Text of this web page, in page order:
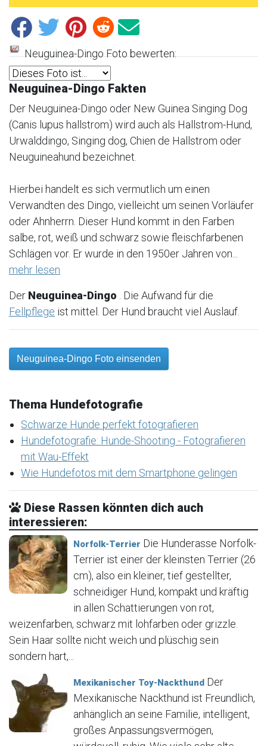
Neuguinea-Dingo Foto bewerten:
Neuguinea-Dingo Fakten
Der Neuguinea-Dingo oder New Guinea Singing Dog
(Canis lupus hallstrom) wird auch als Hallstrom-Hund,
Urwalddingo, Singing dog, Chien de Hallstrom oder
Neuguineahund bezeichnet.
Hierbei handelt es sich vermutlich um einen
Verwandten des Dingo, vielleicht um seinen Vorläufer
oder Ahnherrn. Dieser Hund kommt in den Farben
salbe, rot, weiß und schwarz sowie fleischfarbenen
Schlägen vor. Er wurde in den 1950er Jahren von...
mehr lesen
Der Neuguinea-Dingo . Die Aufwand für die
Fellpflege ist mittel. Der Hund braucht viel Auslauf.
Neuguinea-Dingo Foto einsenden
Thema Hundefotografie
Schwarze Hunde perfekt fotografieren
Hundefotografie: Hunde-Shooting - Fotografieren
mit Wau-Effekt
Wie Hundefotos mit dem Smartphone gelingen
Diese Rassen könnten dich auch
interessieren:
Norfolk-Terrier Die Hunderasse Norfolk-
Terrier ist einer der kleinsten Terrier (26
cm), also ein kleiner, tief gestellter,
schneidiger Hund, kompakt und kräftig
in allen Schattierungen von rot,
weizenfarben, schwarz mit lohfarben oder grizzle.
Sein Haar sollte nicht weich und plüschig sein
sondern hart,...
Mexikanischer Toy-Nackthund Der
Mexikanische Nackthund ist Freundlich,
anhänglich an seine Familie, intelligent,
großes Anpassungsvermögen,